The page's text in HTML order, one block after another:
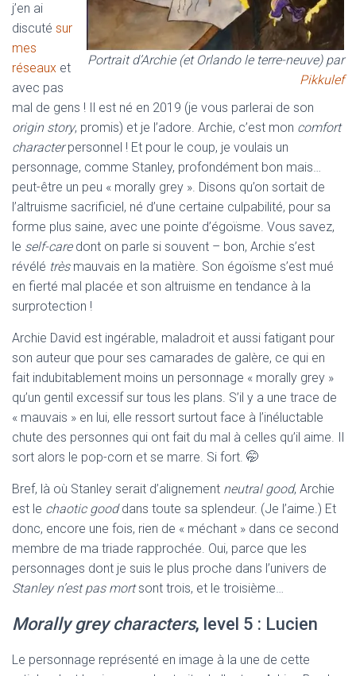
Portrait d’Archie (et Orlando le terre-neuve) par
Pikkulef
j’en ai
discuté sur
mes
réseaux et
avec pas
mal de gens ! Il est né en 2019 (je vous parlerai de son
origin story, promis) et je l’adore. Archie, c’est mon comfort
characterpersonnel ! Et pour le coup, je voulais un
personnage, comme Stanley, profondément bon mais…
peut-être un peu « morally grey ». Disons qu’on sortait de
l’altruisme sacrificiel, né d’une certaine culpabilité, pour sa
forme plus saine, avec une pointe d’égoïsme. Vous savez,
le self-caredont on parle si souvent – bon, Archie s’est
révélé trèsmauvais en la matière. Son égoïsme s’est mué
en fierté mal placée et son altruisme en tendance à la
surprotection !
Archie David est ingérable, maladroit et aussi fatigant pour
son auteur que pour ses camarades de galère, ce qui en
fait indubitablement moins un personnage « morally grey »
qu’un gentil excessif sur tous les plans. S’il y a une trace de
« mauvais » en lui, elle ressort surtout face à l’inéluctable
chute des personnes qui ont fait du mal à celles qu’il aime. Il
sort alors le pop-corn et se marre. Si fort. 🤭
Bref, là où Stanley serait d’alignement neutral good, Archie
est le chaotic gooddans toute sa splendeur. (Je l’aime.) Et
donc, encore une fois, rien de « méchant » dans ce second
membre de ma triade rapprochée. Oui, parce que les
personnages dont je suis le plus proche dans l’univers de
Stanley n’est pas mortsont trois, et le troisième…
Morally grey characters, level 5 : Lucien
Le personnage représenté en image à la une de cette